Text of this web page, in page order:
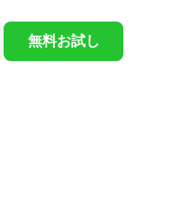
無料お試し